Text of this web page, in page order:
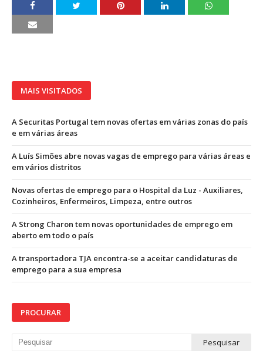
MAIS VISITADOS
A Securitas Portugal tem novas ofertas em várias zonas do país
e em várias áreas
A Luís Simões abre novas vagas de emprego para várias áreas e
em vários distritos
Novas ofertas de emprego para o Hospital da Luz - Auxiliares,
Cozinheiros, Enfermeiros, Limpeza, entre outros
A Strong Charon tem novas oportunidades de emprego em
aberto em todo o país
A transportadora TJA encontra-se a aceitar candidaturas de
emprego para a sua empresa
PROCURAR